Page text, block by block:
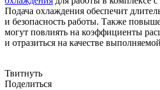
Подача охлаждения обеспечит
и безопасность работы. Также
могут повлиять на коэффициенты
и отразиться на качестве
Твитнуть
Поделиться